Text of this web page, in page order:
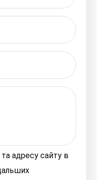
адресу сайту в